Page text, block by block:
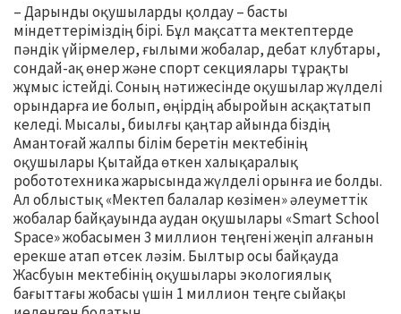
– Дарынды оқушыларды қолдау – басты
міндеттеріміздің бірі. Бұл мақсатта мектептерде
пәндік үйірмелер, ғылыми жобалар, дебат клубтары,
сондай-ақ өнер және спорт секциялары тұрақты
жұмыс істейді. Соның нәтижесінде оқушылар жүлделі
орындарға ие болып, өңірдің абыройын асқақтатып
келеді. Мысалы, биылғы қаңтар айында біздің
Амантоғай жалпы білім беретін мектебінің
оқушылары Қытайда өткен халықаралық
робототехника жарысында жүлделі орынға ие болды.
Ал облыстық «Мектеп балалар көзімен» әлеуметтік
жобалар байқауында аудан оқушылары «Smart School
Space» жобасымен 3 миллион теңгені жеңіп алғанын
ерекше атап өтсек ләзім. Былтыр осы байқауда
Жасбуын мектебінің оқушылары экологиялық
бағыттағы жобасы үшін 1 миллион теңге сыйақы